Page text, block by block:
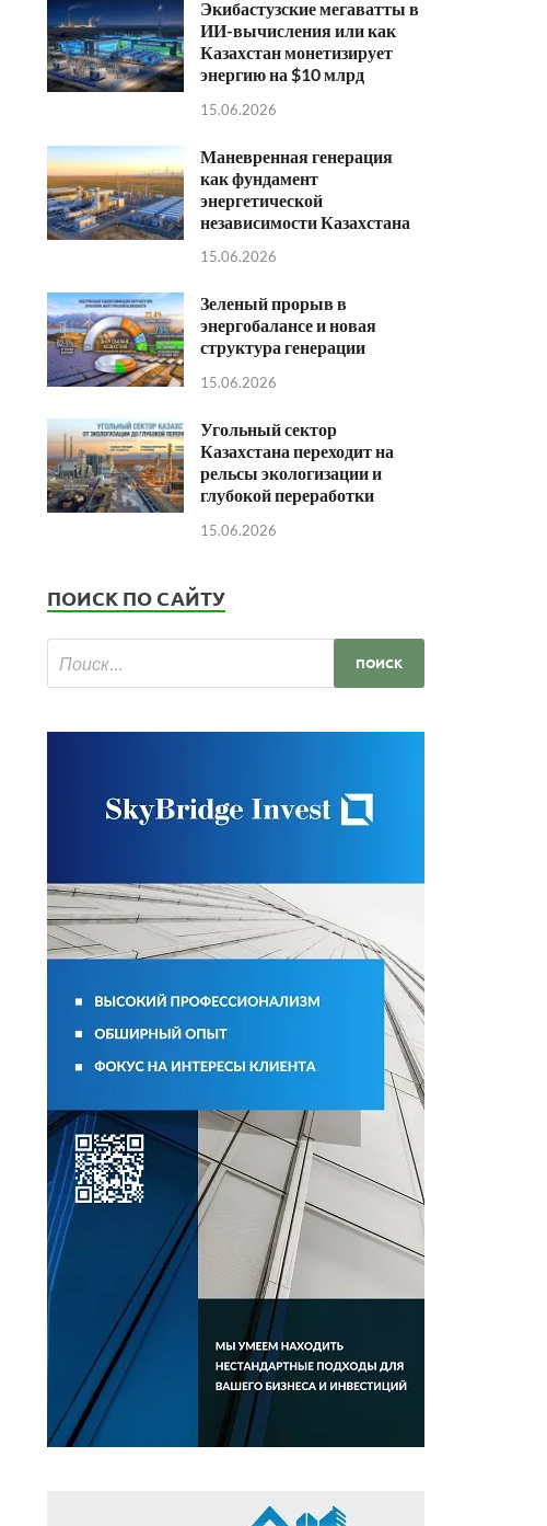
Экибастузские мегаватты в
ИИ-вычисления или как
Казахстан монетизирует
энергию на $10 млрд
15.06.2026
Маневренная генерация
как фундамент
энергетической
независимости Казахстана
15.06.2026
Зеленый прорыв в
энергобалансе и новая
структура генерации
15.06.2026
Угольный сектор
Казахстана переходит на
рельсы экологизации и
глубокой переработки
15.06.2026
ПОИСК ПО САЙТУ